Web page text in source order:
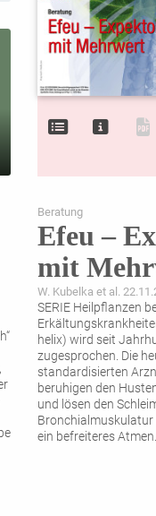
Beratung
Efeu –
mit
W. Kubelka et al.
SERIE Heilpflanzen
helix) wird seit
zugesprochen. Die
standardisierten
beruhigen den
und lösen den
ein befreiteres Atmen.